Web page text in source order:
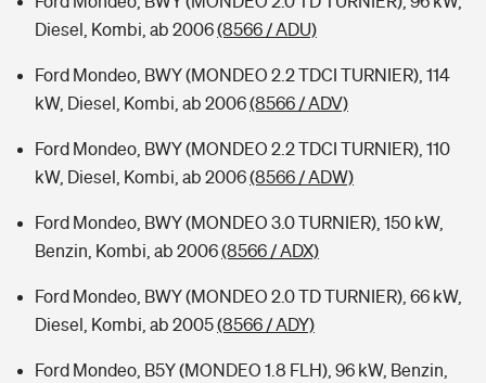
Diesel, Kombi, ab 2006(8566 / ADU)
Ford Mondeo, BWY (MONDEO 2.2 TDCI TURNIER), 114
kW, Diesel, Kombi, ab 2006(8566 / ADV)
Ford Mondeo, BWY (MONDEO 2.2 TDCI TURNIER), 110
kW, Diesel, Kombi, ab 2006(8566 / ADW)
Ford Mondeo, BWY (MONDEO 3.0 TURNIER), 150 kW,
Benzin, Kombi, ab 2006(8566 / ADX)
Ford Mondeo, BWY (MONDEO 2.0 TD TURNIER), 66 kW,
Diesel, Kombi, ab 2005(8566 / ADY)
Ford Mondeo, B5Y (MONDEO 1.8 FLH), 96 kW, Benzin,